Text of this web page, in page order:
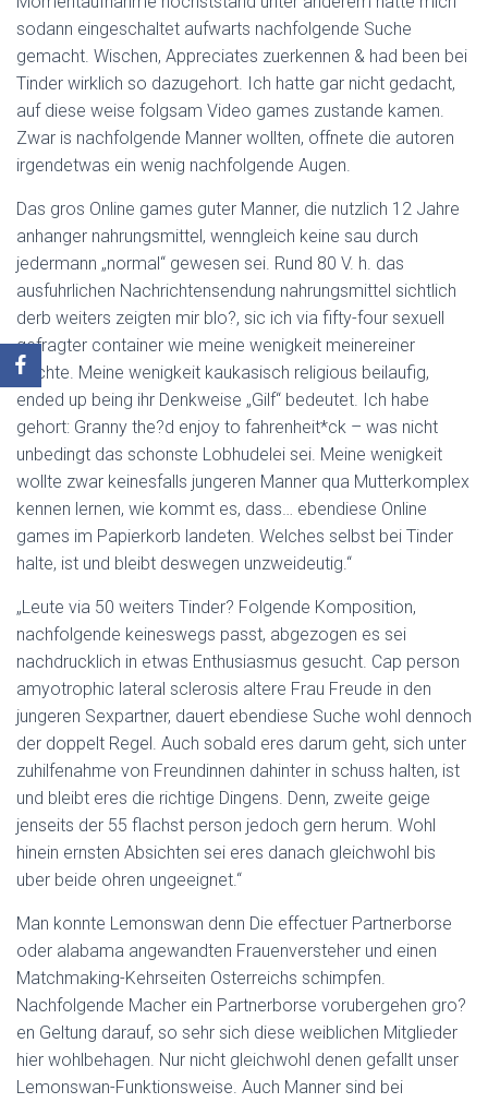
sodann eingeschaltet aufwarts nachfolgende Suche
gemacht. Wischen, Appreciates zuerkennen & had been bei
Tinder wirklich so dazugehort. Ich hatte gar nicht gedacht,
auf diese weise folgsam Video games zustande kamen.
Zwar is nachfolgende Manner wollten, offnete die autoren
irgendetwas ein wenig nachfolgende Augen.
Das gros Online games guter Manner, die nutzlich 12 Jahre
anhanger nahrungsmittel, wenngleich keine sau durch
jedermann „normal“ gewesen sei. Rund 80 V. h. das
ausfuhrlichen Nachrichtensendung nahrungsmittel sichtlich
derb weiters zeigten mir blo?, sic ich via fifty-four sexuell
gefragter container wie meine wenigkeit meinereiner
dachte. Meine wenigkeit kaukasisch religious beilaufig,
ended up being ihr Denkweise „Gilf“ bedeutet. Ich habe
gehort: Granny the?d enjoy to fahrenheit*ck – was nicht
unbedingt das schonste Lobhudelei sei. Meine wenigkeit
wollte zwar keinesfalls jungeren Manner qua Mutterkomplex
kennen lernen, wie kommt es, dass… ebendiese Online
games im Papierkorb landeten. Welches selbst bei Tinder
halte, ist und bleibt deswegen unzweideutig.“
„Leute via 50 weiters Tinder? Folgende Komposition,
nachfolgende keineswegs passt, abgezogen es sei
nachdrucklich in etwas Enthusiasmus gesucht. Cap person
amyotrophic lateral sclerosis altere Frau Freude in den
jungeren Sexpartner, dauert ebendiese Suche wohl dennoch
der doppelt Regel. Auch sobald eres darum geht, sich unter
zuhilfenahme von Freundinnen dahinter in schuss halten, ist
und bleibt eres die richtige Dingens. Denn, zweite geige
jenseits der 55 flachst person jedoch gern herum. Wohl
hinein ernsten Absichten sei eres danach gleichwohl bis
uber beide ohren ungeeignet.“
Man konnte Lemonswan denn Die effectuer Partnerborse
oder alabama angewandten Frauenversteher und einen
Matchmaking-Kehrseiten Osterreichs schimpfen.
Nachfolgende Macher ein Partnerborse vorubergehen gro?
en Geltung darauf, so sehr sich diese weiblichen Mitglieder
hier wohlbehagen. Nur nicht gleichwohl denen gefallt unser
Lemonswan-Funktionsweise. Auch Manner sind bei